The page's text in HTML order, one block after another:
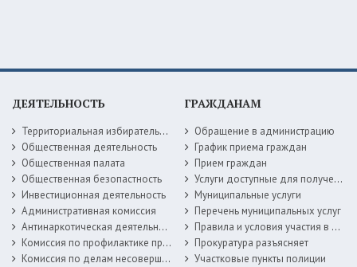
ДЕЯТЕЛЬНОСТЬ
Территориальная избирательная комиссия
Общественная деятельность
Общественная палата
Общественная безопастность
Инвестиционная деятельность
Административная комиссия
Антинаркотическая деятельность
Комиссия по профилактике правонарушений
Комиссия по делам несовершеннолетних
ГРАЖДАНАМ
Обращение в администрацию
График приема граждан
Прием граждан
Услуги доступные для получения в электронной форме
Муниципальные услуги
Перечень муниципальных услуг
Правила и условия участия в жилищных программах
Прокуратура разъясняет
Участковые пункты полиции